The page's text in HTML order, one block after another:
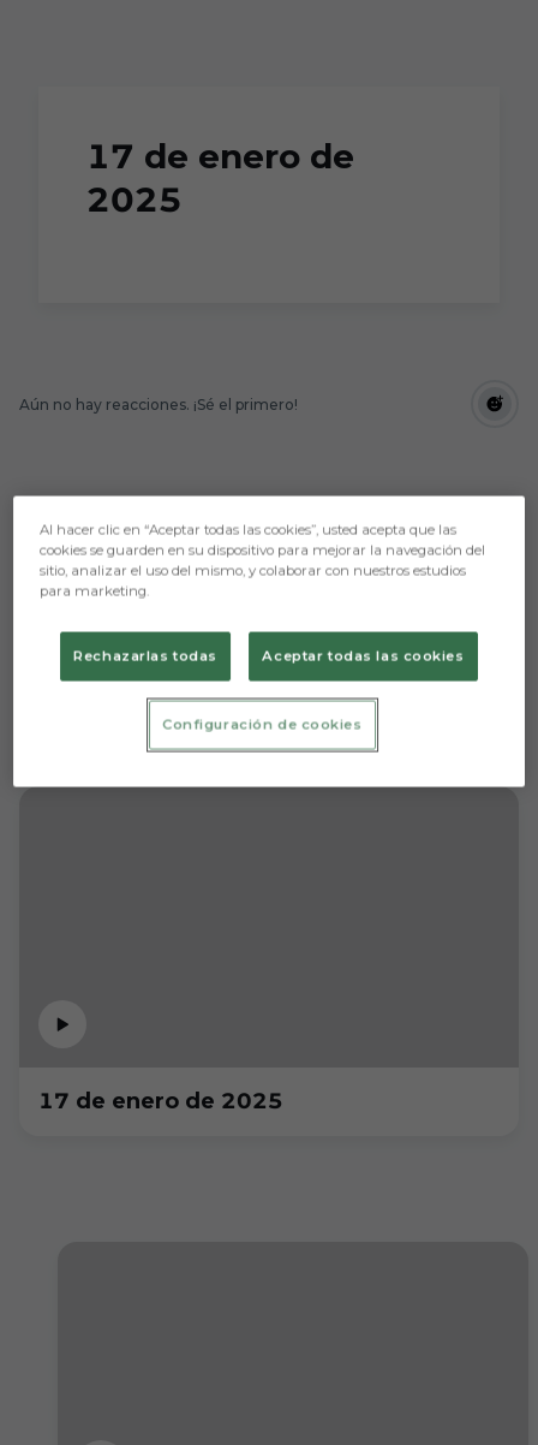
17 de enero de
2025
Aún no hay reacciones. ¡Sé el primero!
17 de enero de 2025
Al hacer clic en “Aceptar todas las cookies”, usted acepta que las
cookies se guarden en su dispositivo para mejorar la navegación del
sitio, analizar el uso del mismo, y colaborar con nuestros estudios
para marketing.
Rechazarlas todas Aceptar todas las cookies
Configuración de cookies